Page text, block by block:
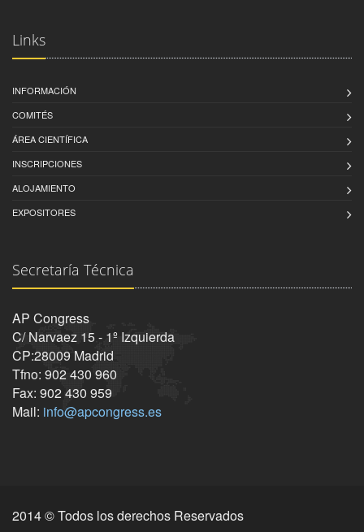
Links
INFORMACIÓN
COMITÉS
ÁREA CIENTÍFICA
INSCRIPCIONES
ALOJAMIENTO
EXPOSITORES
Secretaría Técnica
AP Congress
C/ Narvaez 15 - 1º Izquierda
CP:28009 Madrid
Tfno: 902 430 960
Fax: 902 430 959
Mail: info@apcongress.es
2014 © Todos los derechos Reservados